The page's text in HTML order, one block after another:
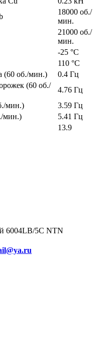
18000 об./
мин.
21000 об./
мин.
-25 °C
110 °C
(60 об./мин.)
0.4 Гц
(60 об./
4.76 Гц
мин.)
3.59 Гц
мин.)
5.41 Гц
13.9